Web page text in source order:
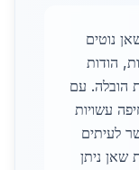
נוטים
הודות
הובלה. עם
עשויות
לעיתים
שאן ניתן